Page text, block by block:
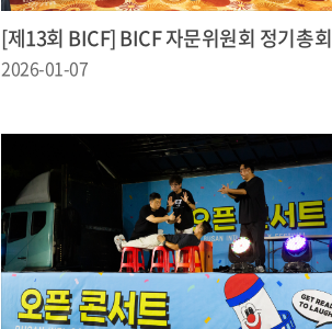
[제13회 BICF] BICF 자문위원회 정기총회
2026-01-07